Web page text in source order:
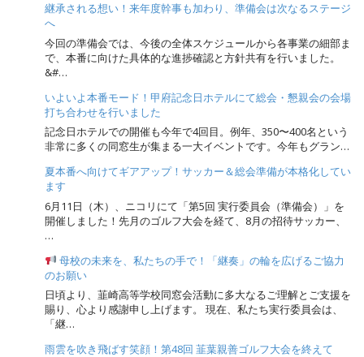
継承される想い！来年度幹事も加わり、準備会は次なるステージ
へ
今回の準備会では、今後の全体スケジュールから各事業の細部ま
で、本番に向けた具体的な進捗確認と方針共有を行いました。
&#…
いよいよ本番モード！甲府記念日ホテルにて総会・懇親会の会場
打ち合わせを行いました
記念日ホテルでの開催も今年で4回目。例年、350〜400名という
非常に多くの同窓生が集まる一大イベントです。今年もグラン…
夏本番へ向けてギアアップ！サッカー＆総会準備が本格化してい
ます
6月11日（木）、ニコリにて「第5回 実行委員会（準備会）」を
開催しました！先月のゴルフ大会を経て、8月の招待サッカー、
…
母校の未来を、私たちの手で！「継奏」の輪を広げるご協力
のお願い
日頃より、韮崎高等学校同窓会活動に多大なるご理解とご支援を
賜り、心より感謝申し上げます。 現在、私たち実行委員会は、
「継…
雨雲を吹き飛ばす笑顔！第48回 韮葉親善ゴルフ大会を終えて